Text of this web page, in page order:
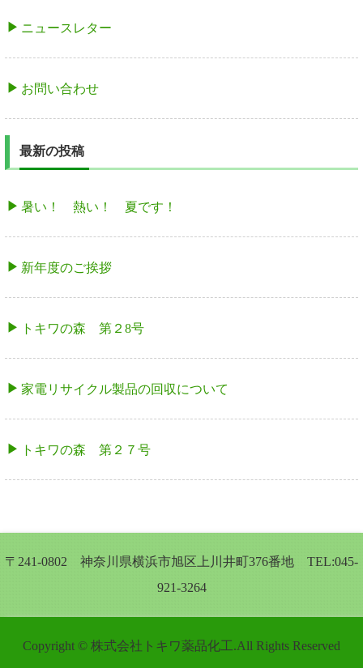
ニュースレター
お問い合わせ
最新の投稿
暑い！ 熱い！ 夏です！
新年度のご挨拶
トキワの森 第２8号
家電リサイクル製品の回収について
トキワの森 第２７号
〒241-0802 神奈川県横浜市旭区上川井町376番地 TEL:045-
921-3264
Copyright © 株式会社トキワ薬品化工.All Rights Reserved